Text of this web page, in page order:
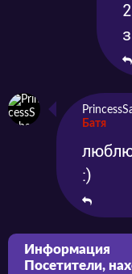
Батя
:)
Информация
Посетители,